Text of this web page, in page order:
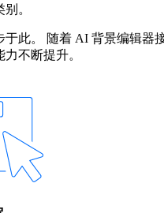
。
于此。 随着 AI 背景编辑器
不断提升。